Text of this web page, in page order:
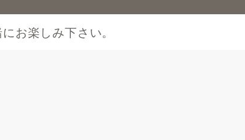
お楽しみ下さい。